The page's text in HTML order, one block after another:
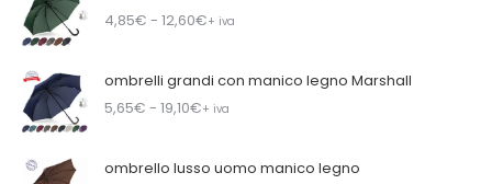
4,85€ - 12,60€+ iva
ombrelli grandi con manico legno Marshall
5,65€ - 19,10€+ iva
ombrello lusso uomo manico legno